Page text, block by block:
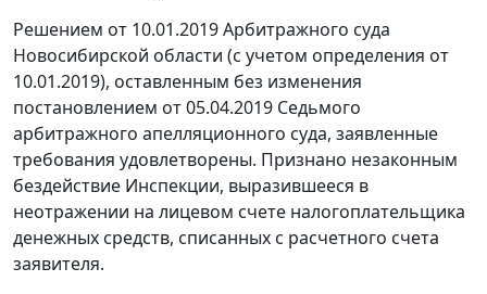
Решением от 10.01.2019 Арбитражного суда
Новосибирской области (с учетом определения от
10.01.2019), оставленным без изменения
постановлением от 05.04.2019 Седьмого
арбитражного апелляционного суда, заявленные
требования удовлетворены. Признано незаконным
бездействие Инспекции, выразившееся в
неотражении на лицевом счете налогоплательщика
денежных средств, списанных с расчетного счета
заявителя.